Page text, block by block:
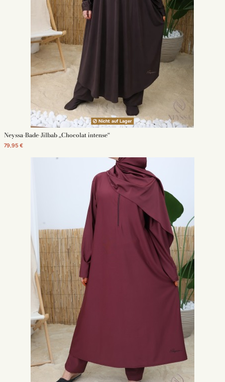
Madchen burkinis
Großen Burkini
Nicht auf Lager
Neyssa-Bade-Jilbab „Chocolat intense“
79,95 €